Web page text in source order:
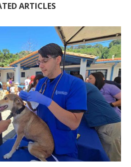
ARTICLES